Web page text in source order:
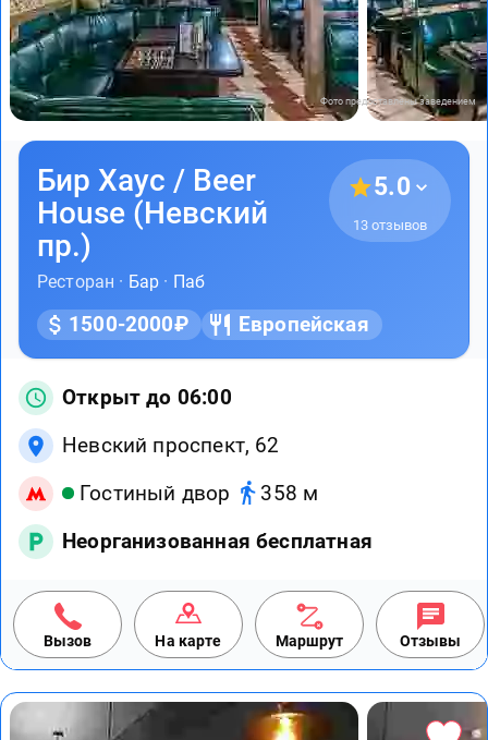
Фото предоставлены заведением
Бир Хаус / Beer
House (Невский
пр.)
Ресторан · Бар · Паб
5.0
13 отзывов
1500-2000₽ Европейская
Открыт до 06:00
Невский проспект, 62
Гостиный двор
358 м
Неорганизованная бесплатная
Вызов На карте Маршрут Отзывы